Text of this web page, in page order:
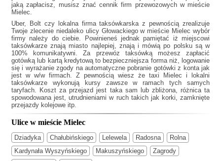
jaką zapłacisz, musisz znać cennik firm przewozowych w mieście
Mielec.
Uber, Bolt czy lokalna firma taksówkarska z pewnością zrealizuje
Twoje zlecenie niedaleko ulicy Głowackiego w mieście Mielec wybór
firmy należy do ciebie. Powinieneś jednak pamiętać iż miejscowi
taksówkarze znają miasto najlepiej, znają i mówią po polsku są w
100% komunikatywni. Za przewóz taksówką możesz zapłacić
gotówką lub kartą kredytową to bezpieczniejsza forma niż, logowanie
się i wyrażanie zgody na automatyczne pobranie gotówki z konta jak
jest w w/w firmach. Z pewnością wiesz że taxi Mielec i lokalni
taksówkarze wykonują kursy zawsze w ramach tych samych
taryfach. Koszt za przejazd jest taka sam lub zbliżona, różnica ta
spowodowana jest, utrudnieniami w ruch takich jak korki, zamknięte
przejazdy kolejowe itp.
Ulice w mieście Mielec
Dziadyka Chałubińskiego Lelewela Radosna
Rolna
Kardynała Wyszyńskiego
Makuszyńskiego
Zagrody